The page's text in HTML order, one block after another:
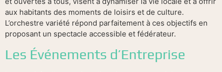
aux habitants des moments de loisirs et de culture.
L’orchestre variété répond parfaitement à ces objectifs en
proposant un spectacle accessible et fédérateur.
Les Événements d’Entreprise